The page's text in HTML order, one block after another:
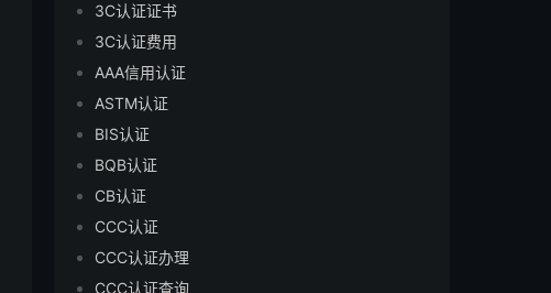
3C认证证书
3C认证费用
AAA信用认证
ASTM认证
BIS认证
BQB认证
CB认证
CCC认证
CCC认证办理
CCC认证查询